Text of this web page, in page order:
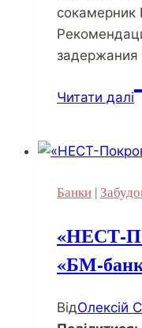
сокамерник
Читати далі
в
з
Банки |
«НЕСТ-
«БМ-
ВідОлексій